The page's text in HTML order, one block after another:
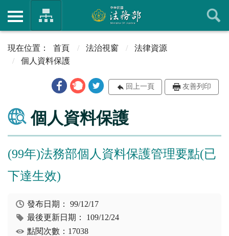
首頁 法治視窗
法律資源
個人資料保護
回上一頁 友善列印
個人資料保護
(99年)法務部個人資料保護管理要點(已
下達生效)
發布日期：99/12/17
最後更新日期： 109/12/24
點閱次數：17038